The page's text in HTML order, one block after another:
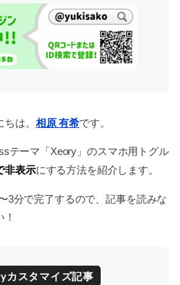
は。 相原 有希です。
テーマ「Xeory」のスマホ用トグル
非表示にする方法を紹介します。
3分で完了するので、記事を読みな
カスタマイズ記事